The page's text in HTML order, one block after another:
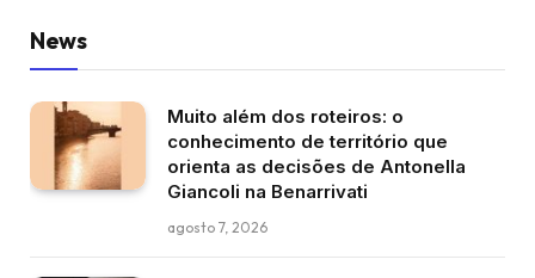
News
Muito além dos roteiros: o
conhecimento de território que
orienta as decisões de Antonella
Giancoli na Benarrivati
agosto 7, 2026